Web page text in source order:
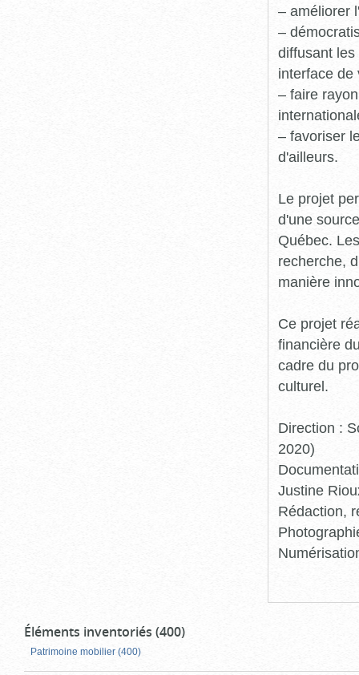
– améliorer
–
diffusant
interface de
– faire
– favoriser
d'ailleurs.
Le projet
d'une
Québec.
recherche,
manière
Ce projet
financière
cadre du
culturel.
Direction :
2020)
Justine
Rédaction,
Éléments inventoriés (400)
Patrimoine mobilier (400)